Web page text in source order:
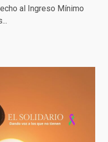
al Ingreso Mínimo